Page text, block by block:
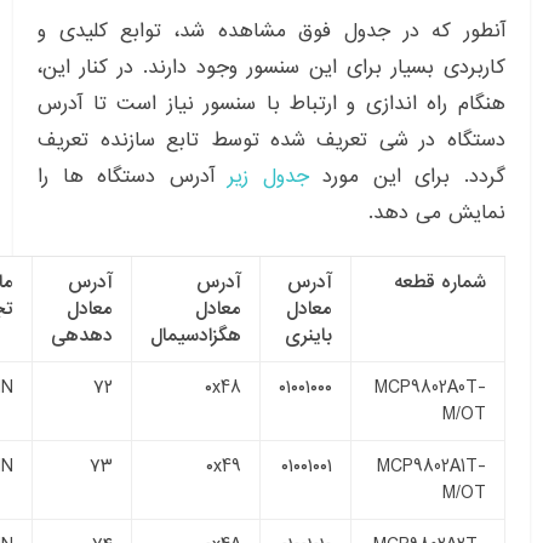
آنطور که در جدول فوق مشاهده شد، توابع کلیدی و
کاربردی بسیار برای این سنسور وجود دارند. در کنار این،
هنگام راه اندازی و ارتباط با سنسور نیاز است تا آدرس
دستگاه در شی تعریف شده توسط تابع سازنده تعریف
گردد. برای این موردجدول زیرآدرس دستگاه ها را
نمایش می دهد.
شماره قطعه
آدرس
معادل
باینری
آدرس
معادل
هگزادسیمال
آدرس
معادل
دهدهی
MCP9802A0T-
M/OT
۰۱۰۰۱۰۰۰ ۰x48 ۷۲
MCP9802A1T-
M/OT
۰۱۰۰۱۰۰۱ ۰x49 ۷۳